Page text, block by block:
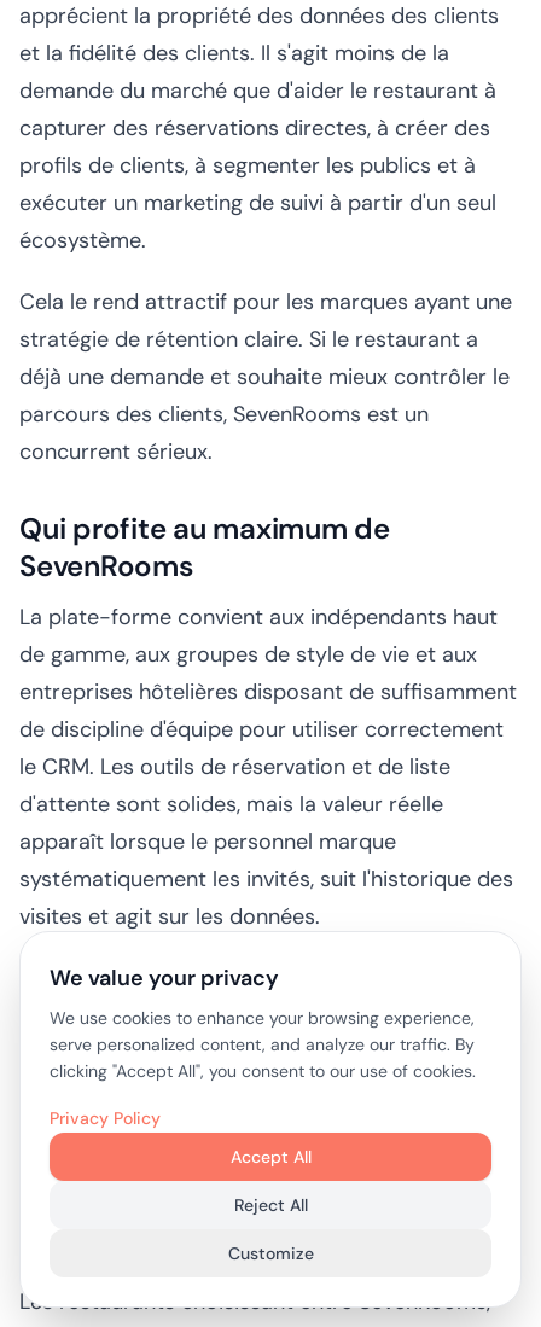
apprécient la propriété des données des clients
et la fidélité des clients. Il s'agit moins de la
demande du marché que d'aider le restaurant à
capturer des réservations directes, à créer des
profils de clients, à segmenter les publics et à
exécuter un marketing de suivi à partir d'un seul
écosystème.
Cela le rend attractif pour les marques ayant une
stratégie de rétention claire. Si le restaurant a
déjà une demande et souhaite mieux contrôler le
parcours des clients, SevenRooms est un
concurrent sérieux.
Qui profite au maximum de
SevenRooms
La plate-forme convient aux indépendants haut
de gamme, aux groupes de style de vie et aux
entreprises hôtelières disposant de suffisamment
de discipline d'équipe pour utiliser correctement
le CRM. Les outils de réservation et de liste
d'attente sont solides, mais la valeur réelle
apparaît lorsque le personnel marque
systématiquement les invités, suit l'historique des
visites et agit sur les données.
C'est le problème. Le CRM avancé n'est payant
que lorsque les managers construisent un
processus autour de lui. Sinon, le restaurant finit
par payer pour des capacités qu'il n'utilise pas.
Les chefs propriétaires qui manquent de temps
devraient être honnêtes à ce sujet avant de signer
Une comparaison pratique des prix est utile ici.
Les restaurants choisissant entre SevenRooms,
We value your privacy
We use cookies to enhance your browsing experience,
serve personalized content, and analyze our traffic. By
clicking "Accept All", you consent to our use of cookies.
Privacy Policy
Customize
Reject All
Accept All